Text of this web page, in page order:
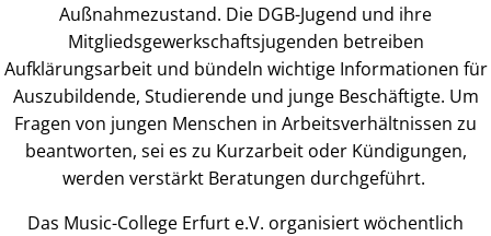
Außnahmezustand. Die DGB-Jugend und ihre
Mitgliedsgewerkschaftsjugenden betreiben
Aufklärungsarbeit und bündeln wichtige Informationen für
Auszubildende, Studierende und junge Beschäftigte. Um
Fragen von jungen Menschen in Arbeitsverhältnissen zu
beantworten, sei es zu Kurzarbeit oder Kündigungen,
werden verstärkt Beratungen durchgeführt.
Das Music-College Erfurt e.V. organisiert wöchentlich